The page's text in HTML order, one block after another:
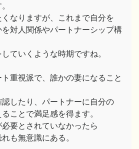
なりますが、これまで自分を
対人関係やパートナーシップ構
ていくような時期ですね。
重視派で、誰かの妻になること
したり、パートナーに自分の
ことで満足感を得ます。
要とされていなかったら
も無意識にある。